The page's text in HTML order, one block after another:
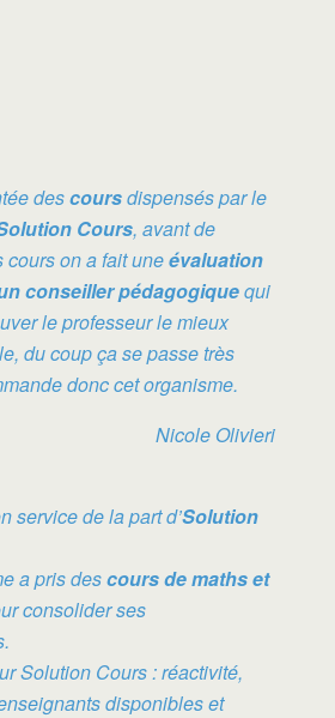
descoursdispensés par le
Cours, avant de
cours on a fait uneévaluation
conseiller pédagogiquequi
le professeur le mieux
du coup ça se passe très
donc cet organisme.
Nicole Olivieri
service de la part d’Solution
a pris descours de maths et
consolider ses
Solution Cours : réactivité,
disponibles et